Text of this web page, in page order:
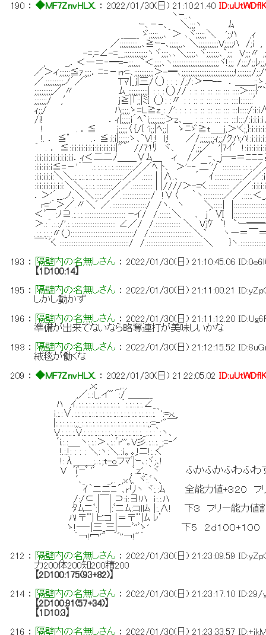
190 ：◆MF7ZnvHLX. ：2022/01/30(日) 21:10:21.40
ヽｰ..､
ｰ､－-､ ＼;;;ヽ ﾑ
_＿__ ゞ;;;;;,,,､｀＞ ､ヾ;;;;;,＼ ';;ﾊ ,ｨ
／;;;;;;;;;;,,､≧ｰ-､;;;;;,,､ ＼;;;;;;;;;;;V;;;;;ﾊ /;i ,
-=,=∠-=__;;;;;;;;;;;;;ヽヾ;;;;､､＼;;;;;､ヾ;;;;;;;､`;;; V;;;〃
, _,．＜ー＝‐━=-;;;,,,,`＜;;;;､ヽ;;;;;;;;;;;;;;;;;;;;;;;;;;ヾ!;;; /;;;/;;ﾚ
／＞ィ;;;;;;≦ｧ;;;;．ﾆ=－rr=､;;;;;;;;;;;＞-━､
／,;;;;;;;;;;ノ´／´ Tﾏ|_j|三/（_）: : : /;/:＞━-- ．＿
;;;;;;;;;;／ 〃 ﾑ_;;;;;;;;;;;| : : :（_）// : :: :: ::: ::: ::: ::::＞
;;;;;;;/ ,′ j≧|「;;|ﾐ{ （_）: :〃 : : :: :: ::: ::: :::
ｨ;;/ ﾊ;;;;,ゝ=L≧z_: /': : : : :: :: ::: ::: ::: :::l:::::/
/i! ．ｨ|;;;;;i´ﾍ`i;;;;;;;;;＞z､＿ : :: ::: ::: ::: :::l:::/:i:i:ｉ:
! . ．≦ j;;;;;〈｛/{ 'i;;|ﾍ;;| ゝﾆゞ≧t＿_j,＞'く
!. ． ≦ﾟ .．≦:i:i|;;;;;;ゝ､`V!;! l;! ／/;;;;;;;;ｨ;;/ｸ;ﾊ;ﾊ
´ . ． ≦:i:i:i:i:i:i:i:i:i:i:i:i:i|"´ //7'!ﾘ ヾ､ /,;;／´ '|7ｲ
:i:i:i:i:i:i:i:i:i:i:i．ｨ＜二二ﾉ＿＿∨ﾑ＿ ィ /／ ‐､_j―=＝
:i:i:i:i:i≦=－'´￣.:.:.:.:.:.:.::::::::::／／ﾍ ﾄ､ ＞'-‐ 二ﾞ'/
:i:i:i:i:i:＼＼.:.:.:.:.:.:.:.:.:::::::::::／／.::::: | |∧.､ ´ ｲ::::::::::::::::／／
:i:i:i:i:i:i:i:i:＼＼.:.:.:.:::::::::／／.::::::::::: | |////＞-=く.:::::::::::: ／
．＞'´__.ノ､＼＼::::／／.::::::::::::::::/ !∨〈 ｀ヽ:::::::::::／／.::::.＜
r='´＞／.〃＼ﾞ ／.:::::::::::::::::::/ /ヽ. ヽ ＼:::::|
＜ﾞ￣:ﾉ⊇.:.:.:.::::::::::::::::::::::: ｰイ/ /.::::::.＼ ､ j´ Ⅵ
＞.:´.:.:/'.:.:.::::::::::::::::::::::: ∠／/ /.:::::::::::::: ＼ Vjｹ `! `ー
.:.:.:.:.:〃(_):::::::::::::::::::::::::::::::::::/ /.:::::::::::::::::::::::.＼` ヽー＝￣
￣｀ﾞく :::::::::::::::::::::::::::::::::::::::/ /.:::::::::::::::::::::::::::::::.＼ }ヽ
193 ： 隔壁内の名無しさん ：2022/01/30(日) 21:10:45.06
【1D100:14】
195 ： 隔壁内の名無しさん ：2022/01/30(日) 21:11:00.21
しかし動かず
196 ： 隔壁内の名無しさん ：2022/01/30(日) 21:11:12.20
準備が出来てないなら略奪連打が美味しいかな
198 ： 隔壁内の名無しさん ：2022/01/30(日) 21:12:15.52
絨毯が働くな
209 ：◆MF7ZnvHLX. ：2022/01/30(日) 21:22:05.02
,x; _,..,
,／:.:l_,.イ"´:/ ＿＿__
ﾊ ,ｲ.:.:.:.:.:.:.:.:.:.:.:.:.´:.:.:.:.:.∠_
i.:.:∨.:.:.:.:.:.:.:.:.:.:.:.:.:.:.:.:.:.:.:.:.:.:.:.｀':=ｘ._
|:.:.:.:.:.:,;_:.:.:.:.:.:.:.:.:.:.:.:.:.:.:.:.:.:.:,;=‐'"￣
V.:.:.:.:.V.:.:.:.:.:.:.:.:､:.:.:.:.:.:.:.:._:.:.:｀:ヽ､
ﾞi.:.:＿_ヽ:.:.:＞､:.:ﾞr'''｡V彡.:.:.:._;=‐'ﾞ
!.:.!: : : : ＼:ヽ:＼.:ｉ。｡,!ニ!:.:く
!:λ＿＿;..:.;t-oフﾏﾞ|ｰ､:ヾ;､!
V ﾞiﾞｰﾟ 'ﾞ ￣ ,ﾞ.ｚ'._｀ヾ ふかふかふわふわす
ﾞ､_ _,.. _,x〈、ヾ:.ﾞヽ、
ｲ｀ニニﾆ´､rリヽ ヾ:.:ﾑ 全能力値+３２０ フリ
/:/⊂ |￣| ⊃:i:∃!ﾊ ｉ:.:.ﾊ
ﾀﾑニﾞ:| |:ﾞニﾑ:コllﾑ |:.∧! 下３ フリー能力値割
ﾊ!〒¨| ヒコ |＝〒¨|ﾑ ﾚ’
ゝ!─‐|三_三|─‐ﾞ''ﾞゝ' 下５ ２ｄ１００+１００ 下
｀￢!冖'" ｀ﾞ''￢!"´
212 ： 隔壁内の名無しさん ：2022/01/30(日) 21:23:09.59
力200体200知200精200
【2D100:175(93+82)】
214 ： 隔壁内の名無しさん ：2022/01/30(日) 21:23:17.10 ID:29/
【2D100:91(57+34)】
【1D10:3】
216 ： 隔壁内の名無しさん ：2022/01/30(日) 21:23:33.57